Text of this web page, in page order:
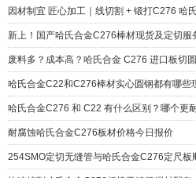
新上！国产哈氏合金C276棒材现货及定切服
耐腐蚀哈氏合金C276板材价格今日报价
254SMO定切无缝管与哈氏合金C276定尺板